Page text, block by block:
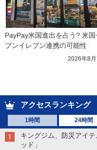
PayPay米国進出を占う? 米国
ブンイレブン連携の可能性
2026年8月
アクセスランキング
1時間 24時間
キングジム、防災アイ
ッド」